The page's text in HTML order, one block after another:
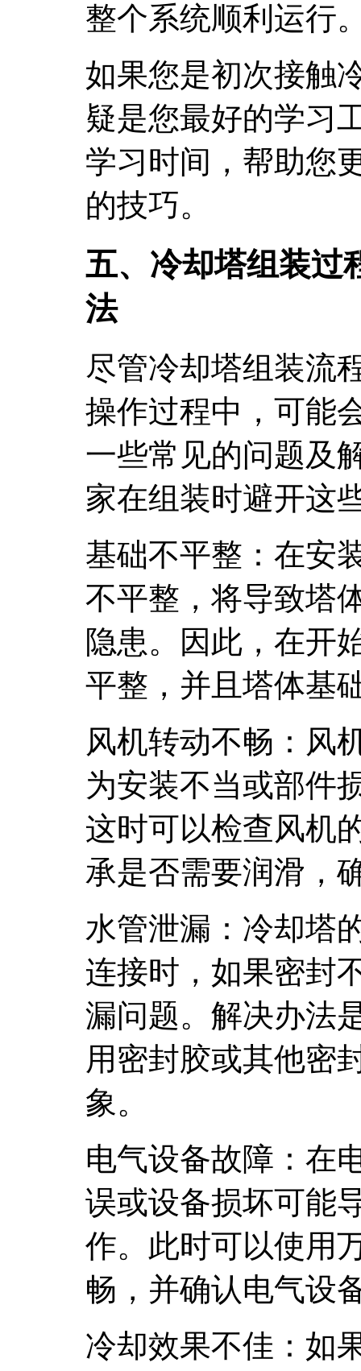
整个系统顺利运行
如果您是初次接触
疑是您最好的学习
学习时间，帮助您
的技巧。
五、冷却塔组装过
法
尽管冷却塔组装流
操作过程中，可能
一些常见的问题及
家在组装时避开这
基础不平整：在安
不平整，将导致塔
隐患。因此，在开
平整，并且塔体基
风机转动不畅：风
为安装不当或部件
这时可以检查风机
承是否需要润滑，
水管泄漏：冷却塔
连接时，如果密封
漏问题。解决办法
用密封胶或其他密
象。
电气设备故障：在
误或设备损坏可能
作。此时可以使用
畅，并确认电气设
冷却效果不佳：如